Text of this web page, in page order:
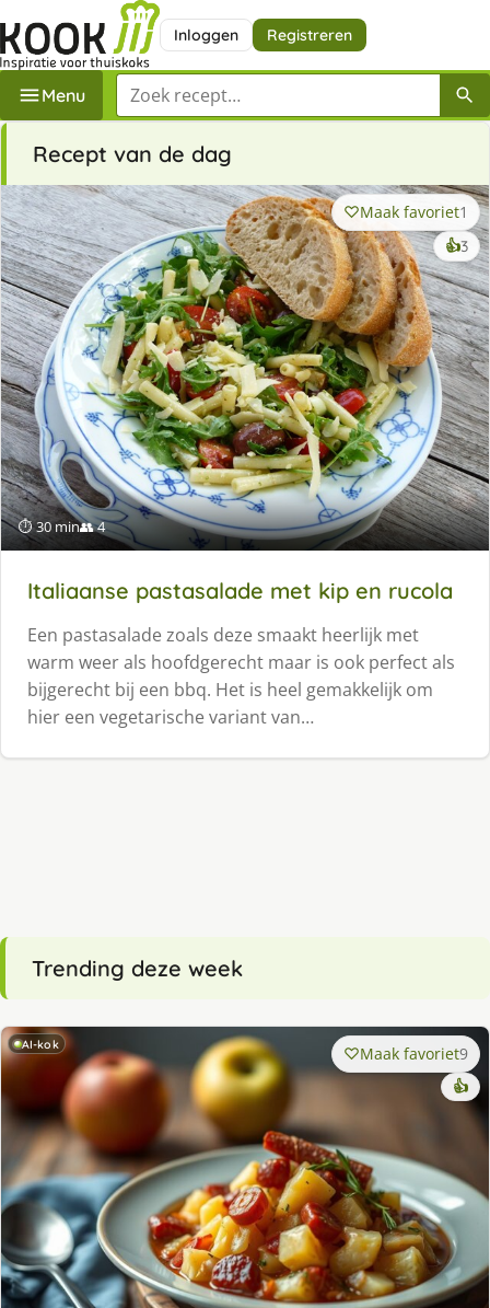
Inloggen Registreren
Menu Zoek een recept
Recept van de dag
⏱ 30 min👥 4
Maak favoriet1
👍3
Italiaanse pastasalade met kip en rucola
Een pastasalade zoals deze smaakt heerlĳk met
warm weer als hoofdgerecht maar is ook perfect als
bĳgerecht bĳ een bbq. Het is heel gemakkelĳk om
hier een vegetarische variant van…
Trending deze week
AI-kok Maak favoriet9
👍